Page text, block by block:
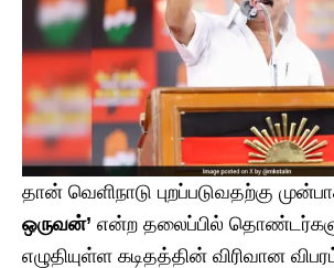
​தான் வெளிநாடு புறப்படுவதற்கு
ஒருவன்’ என்ற தலைப்பில்
எழுதியுள்ள கடிதத்தின் விரிவான